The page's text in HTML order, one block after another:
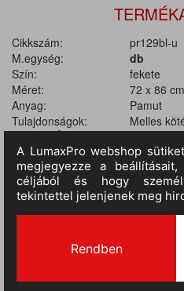
Cikkszám:
pr129bl-u
M.egység:
db
Szín:
fekete
Méret:
72 x 86 cm
Anyag:
Pamut
Tulajdonságok:
Melles
(szállítási idő 3-7 nap) :III.
(szállítási
1 440 db